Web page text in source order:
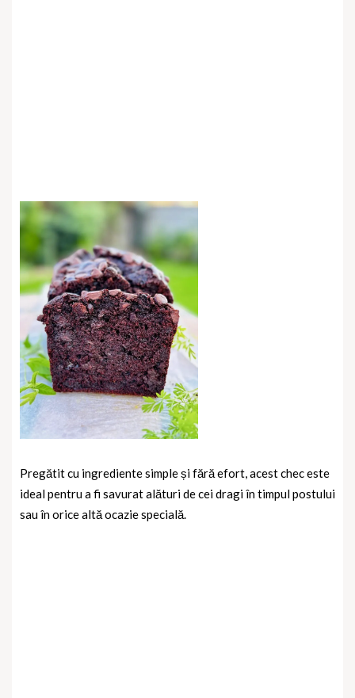
Pregătit cu ingrediente simple și fără efort, acest chec este
ideal pentru a fi savurat alături de cei dragi în timpul postului
sau în orice altă ocazie specială.